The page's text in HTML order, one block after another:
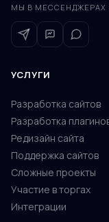
МЫ В МЕССЕНДЖЕРАХ
УСЛУГИ
Разработка сайтов
Разработка
Редизайн сайта
Поддержка сайтов
Сложные проекты
Участие в торгах
Интеграции